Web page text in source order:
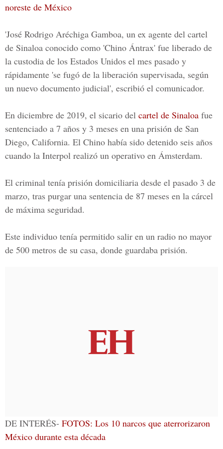
noreste de México
'José Rodrigo Aréchiga Gamboa, un ex agente del cartel
de Sinaloa conocido como 'Chino Ántrax' fue liberado de
la custodia de los Estados Unidos el mes pasado y
rápidamente 'se fugó de la liberación supervisada, según
un nuevo documento judicial', escribió el comunicador.
En diciembre de 2019, el sicario del cartel de Sinaloa fue
sentenciado a 7 años y 3 meses en una prisión de San
Diego, California. El Chino había sido detenido seis años
cuando la Interpol realizó un operativo en Ámsterdam.
El criminal tenía prisión domiciliaria desde el pasado 3 de
marzo, tras purgar una sentencia de 87 meses en la cárcel
de máxima seguridad.
Este individuo tenía permitido salir en un radio no mayor
de 500 metros de su casa, donde guardaba prisión.
DE INTERÉS- FOTOS: Los 10 narcos que aterrorizaron
México durante esta década